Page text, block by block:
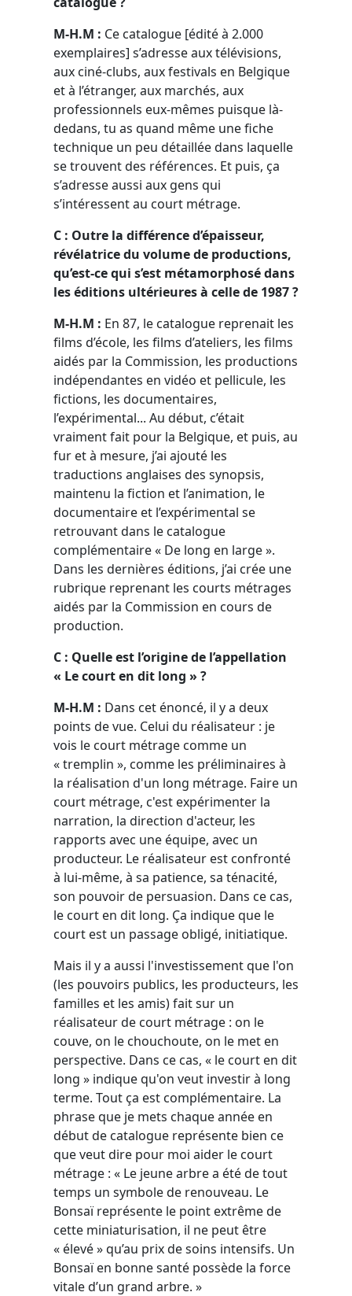
M-H.M : Ce catalogue [édité à 2.000
exemplaires] s’adresse aux télévisions,
aux ciné-clubs, aux festivals en Belgique
et à l’étranger, aux marchés, aux
professionnels eux-mêmes puisque là-
dedans, tu as quand même une fiche
technique un peu détaillée dans laquelle
se trouvent des références. Et puis, ça
s’adresse aussi aux gens qui
s’intéressent au court métrage.
C : Outre la différence d’épaisseur,
révélatrice du volume de productions,
qu’est-ce qui s’est métamorphosé dans
les éditions ultérieures à celle de 1987 ?
M-H.M : En 87, le catalogue reprenait les
films d’école, les films d’ateliers, les films
aidés par la Commission, les productions
indépendantes en vidéo et pellicule, les
fictions, les documentaires,
l’expérimental... Au début, c’était
vraiment fait pour la Belgique, et puis, au
fur et à mesure, j’ai ajouté les
traductions anglaises des synopsis,
maintenu la fiction et l’animation, le
documentaire et l’expérimental se
retrouvant dans le catalogue
complémentaire « De long en large ».
Dans les dernières éditions, j’ai crée une
rubrique reprenant les courts métrages
aidés par la Commission en cours de
production.
C : Quelle est l’origine de l’appellation
« Le court en dit long » ?
M-H.M : Dans cet énoncé, il y a deux
points de vue. Celui du réalisateur : je
vois le court métrage comme un
« tremplin », comme les préliminaires à
la réalisation d'un long métrage. Faire un
court métrage, c'est expérimenter la
narration, la direction d'acteur, les
rapports avec une équipe, avec un
producteur. Le réalisateur est confronté
à lui-même, à sa patience, sa ténacité,
son pouvoir de persuasion. Dans ce cas,
le court en dit long. Ça indique que le
court est un passage obligé, initiatique.
Mais il y a aussi l'investissement que l'on
(les pouvoirs publics, les producteurs, les
familles et les amis) fait sur un
réalisateur de court métrage : on le
couve, on le chouchoute, on le met en
perspective. Dans ce cas, « le court en dit
long » indique qu'on veut investir à long
terme. Tout ça est complémentaire. La
phrase que je mets chaque année en
début de catalogue représente bien ce
que veut dire pour moi aider le court
métrage : « Le jeune arbre a été de tout
temps un symbole de renouveau. Le
Bonsaï représente le point extrême de
cette miniaturisation, il ne peut être
« élevé » qu’au prix de soins intensifs. Un
Bonsaï en bonne santé possède la force
vitale d’un grand arbre. »